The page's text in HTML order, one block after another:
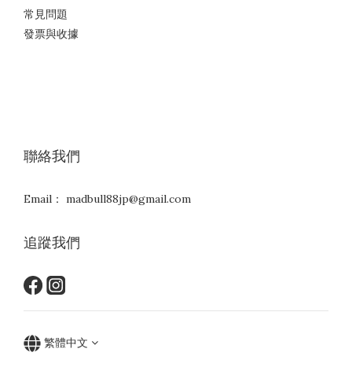
常見問題
發票與收據
聯絡我們
Email： madbull88jp@gmail.com
追蹤我們
繁體中文